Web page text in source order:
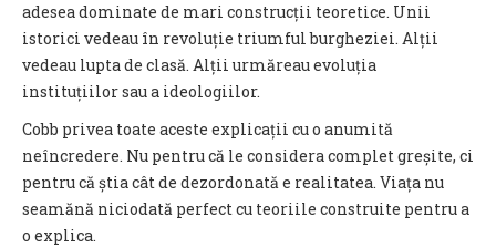
adesea dominate de mari construcții teoretice. Unii
istorici vedeau în revoluție triumful burgheziei. Alții
vedeau lupta de clasă. Alții urmăreau evoluția
instituțiilor sau a ideologiilor.
Cobb privea toate aceste explicații cu o anumită
neîncredere. Nu pentru că le considera complet greșite, ci
pentru că știa cât de dezordonată e realitatea. Viața nu
seamănă niciodată perfect cu teoriile construite pentru a
o explica.